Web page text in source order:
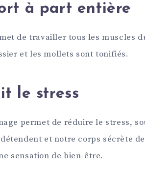
à part entière
de travailler tous les muscles
et les mollets sont tonifiés.
le stress
permet de réduire le stress,
et notre corps sécrète
sensation de bien-être.